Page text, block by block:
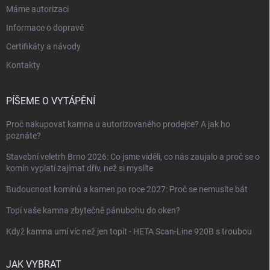
Máme autorizaci
Informace o dopravě
Certifikáty a návody
Kontakty
PÍŠEME O VYTÁPĚNÍ
Proč nakupovat kamna u autorizovaného prodejce? A jak ho
poznáte?
Stavební veletrh Brno 2026: Co jsme viděli, co nás zaujalo a proč se o
komín vyplatí zajímat dřív, než si myslíte
Budoucnost komínů a kamen po roce 2027: Proč se nemusíte bát
Topí vaše kamna zbytečně pánubohu do oken?
Když kamna umí víc než jen topit - HETA Scan-Line 920B s troubou
JAK VYBRAT